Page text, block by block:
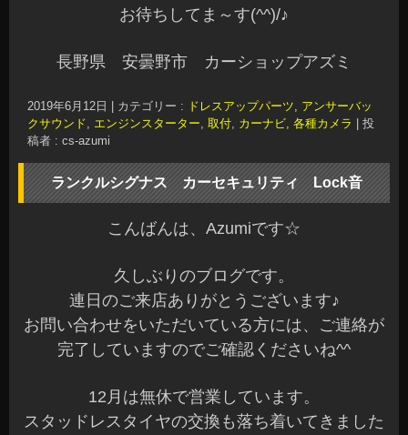
お待ちしてま～す(^^)/♪
長野県 安曇野市 カーショップアズミ
2019年6月12日 カテゴリー : ドレスアップパーツ, アンサーバッ
クサウンド, エンジンスターター, 取付, カーナビ, 各種カメラ
投
稿者 : cs-azumi
ランクルシグナス カーセキュリティ Lock音
こんばんは、Azumiです☆
久しぶりのブログです。
連日のご来店ありがとうございます♪
お問い合わせをいただいている方には、ご連絡が
完了していますのでご確認くださいね^^
12月は無休で営業しています。
スタッドレスタイヤの交換も落ち着いてきました